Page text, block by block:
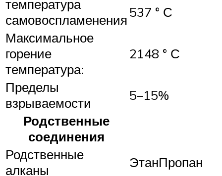
температура
самовоспламенения537 ° С
Максимальное
горение
температура:
2148 ° С
Пределы
взрываемости
5–15%
Родственные
соединения
Родственные
алканы
ЭтанПропан